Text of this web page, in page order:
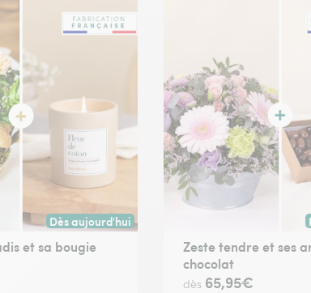
Dès aujourd'hui
Livraison dès aujourd'hui (pour toute commande
et sa bougie
Zeste tendre et ses
chocolat
dès 65,95€